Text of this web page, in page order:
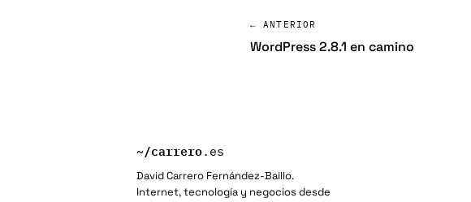
← ANTERIOR
WordPress 2.8.1 en camino
~/carrero.es
David Carrero Fernández-Baillo.
Internet, tecnología y negocios desde